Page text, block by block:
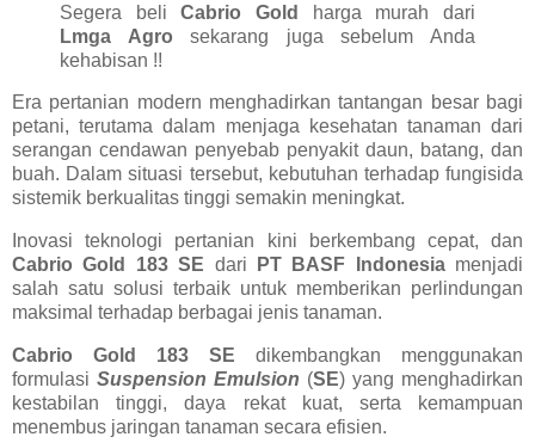
Segera beliCabrio Gold
harga murah dari
Lmga Agro sekarang juga sebelum Anda
kehabisan !!
Era pertanian modern menghadirkan tantangan besar bagi
petani, terutama dalam menjaga kesehatan tanaman dari
serangan cendawan penyebab penyakit daun, batang, dan
buah. Dalam situasi tersebut, kebutuhan terhadap fungisida
sistemik berkualitas tinggi semakin meningkat.
Inovasi teknologi pertanian kini berkembang cepat, dan
Cabrio Gold 183 SE dari PT BASF Indonesiamenjadi
salah satu solusi terbaik untuk memberikan perlindungan
maksimal terhadap berbagai jenis tanaman.
Cabrio Gold 183 SE dikembangkan menggunakan
formulasi Suspension Emulsion (SE) yang menghadirkan
kestabilan tinggi, daya rekat kuat, serta kemampuan
menembus jaringan tanaman secara efisien.